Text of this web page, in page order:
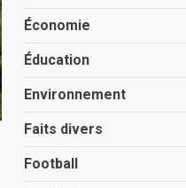
Économie
Éducation
Environnement
Faits divers
Football